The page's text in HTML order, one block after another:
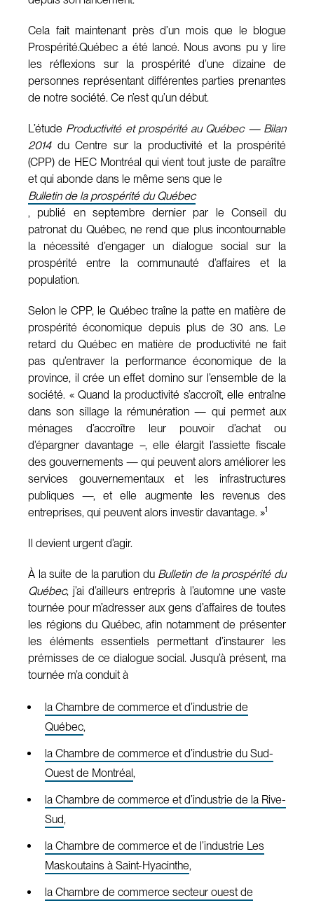
Cela fait maintenant près d’un mois que le blogue
Prospérité.Québec a été lancé. Nous avons pu y lire
les réflexions sur la prospérité d’une dizaine de
personnes représentant différentes parties prenantes
de notre société. Ce n’est qu’un début.
L’étude Productivité et prospérité au Québec — Bilan
2014du Centre sur la productivité et la prospérité
(CPP) de HEC Montréal qui vient tout juste de paraître
et qui abonde dans le même sens que le
Bulletin de la prospérité du Québec
, publié en septembre dernier par le Conseil du
patronat du Québec, ne rend que plus incontournable
la nécessité d’engager un dialogue social sur la
prospérité entre la communauté d’affaires et la
population.
Selon le CPP, le Québec traîne la patte en matière de
prospérité économique depuis plus de 30 ans. Le
retard du Québec en matière de productivité ne fait
pas qu’entraver la performance économique de la
province, il crée un effet domino sur l’ensemble de la
société. « Quand la productivité s’accroît, elle entraîne
dans son sillage la rémunération — qui permet aux
ménages d’accroître leur pouvoir d’achat ou
d’épargner davantage –, elle élargit l’assiette fiscale
des gouvernements — qui peuvent alors améliorer les
services gouvernementaux et les infrastructures
publiques —, et elle augmente les revenus des
entreprises, qui peuvent alors investir davantage. »1
Il devient urgent d’agir.
À la suite de la parution du Bulletin de la prospérité du
Québec, j’ai d’ailleurs entrepris à l’automne une vaste
tournée pour m’adresser aux gens d’affaires de toutes
les régions du Québec, afin notamment de présenter
les éléments essentiels permettant d’instaurer les
prémisses de ce dialogue social. Jusqu’à présent, ma
tournée m’a conduit à
la Chambre de commerce et d’industrie de
Québec,
la Chambre de commerce et d’industrie du Sud-
Ouest de Montréal,
la Chambre de commerce et d’industrie de la Rive-
Sud,
la Chambre de commerce et de l’industrie Les
Maskoutains à Saint-Hyacinthe,
la Chambre de commerce secteur ouest de